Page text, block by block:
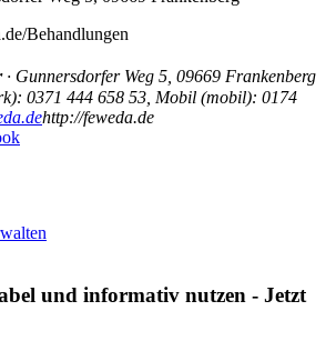
Behandlungen
· Gunnersdorfer Weg 5, 09669 Frankenberg
): 0371 444 658 53, Mobil (mobil): 0174
http://feweda.de
und informativ nutzen - Jetzt